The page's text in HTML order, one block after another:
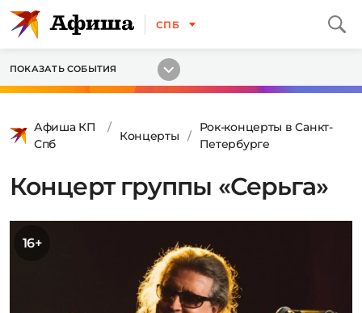
СПБ
ПОКАЗАТЬ СОБЫТИЯ
Афиша КП
Спб
Концерты
Рок-концерты в Санкт-
Петербурге
Концерт группы «Серьга»
16+